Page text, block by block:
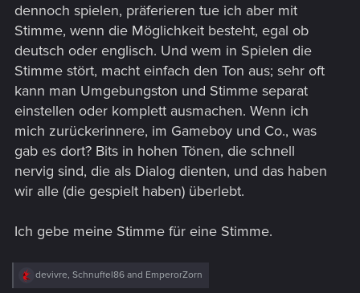
dennoch spielen, präferieren tue ich aber mit
Stimme, wenn die Möglichkeit besteht, egal ob
deutsch oder englisch. Und wem in Spielen die
Stimme stört, macht einfach den Ton aus; sehr oft
kann man Umgebungston und Stimme separat
einstellen oder komplett ausmachen. Wenn ich
mich zurückerinnere, im Gameboy und Co., was
gab es dort? Bits in hohen Tönen, die schnell
nervig sind, die als Dialog dienten, und das haben
wir alle (die gespielt haben) überlebt.
Ich gebe meine Stimme für eine Stimme.
R
devivre, Schnuffel86 and EmperorZorn